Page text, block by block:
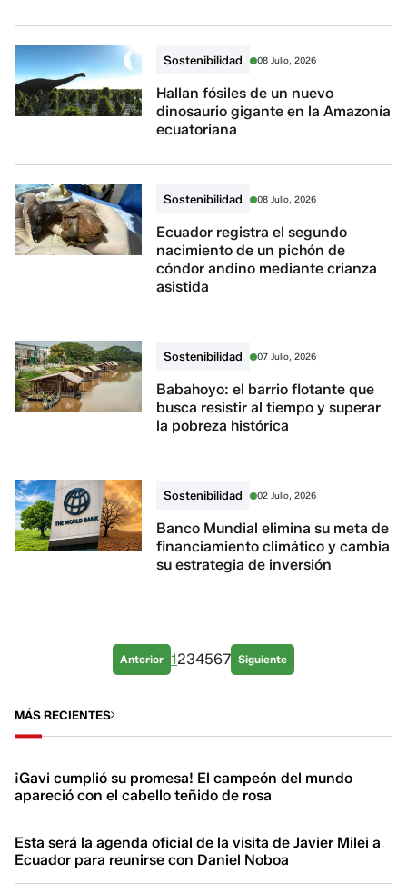
Sostenibilidad 08 Julio, 2026
Hallan fósiles de un nuevo
dinosaurio gigante en la Amazonía
ecuatoriana
Sostenibilidad 08 Julio, 2026
Ecuador registra el segundo
nacimiento de un pichón de
cóndor andino mediante crianza
asistida
Sostenibilidad 07 Julio, 2026
Babahoyo: el barrio flotante que
busca resistir al tiempo y superar
la pobreza histórica
Sostenibilidad 02 Julio, 2026
Banco Mundial elimina su meta de
financiamiento climático y cambia
su estrategia de inversión
Anterior 1234567 Siguiente
MÁS RECIENTES
¡Gavi cumplió su promesa! El campeón del mundo
apareció con el cabello teñido de rosa
Esta será la agenda oficial de la visita de Javier Milei a
Ecuador para reunirse con Daniel Noboa